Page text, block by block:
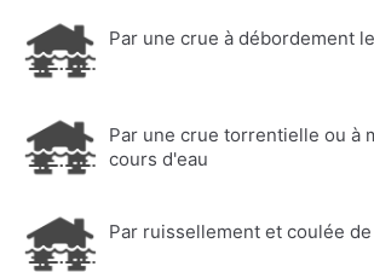
Par une crue à débordement
Par une crue torrentielle ou à
cours d'eau
Par ruissellement et coulée